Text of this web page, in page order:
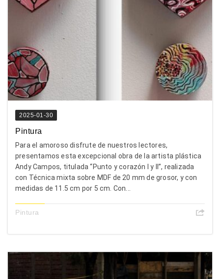
2025-01-30
Pintura
Para el amoroso disfrute de nuestros lectores,
presentamos esta excepcional obra de la artista plástica
Andy Campos, titulada “Punto y corazón I y II”, realizada
con Técnica mixta sobre MDF de 20 mm de grosor, y con
medidas de 11.5 cm por 5 cm. Con...
Pintura